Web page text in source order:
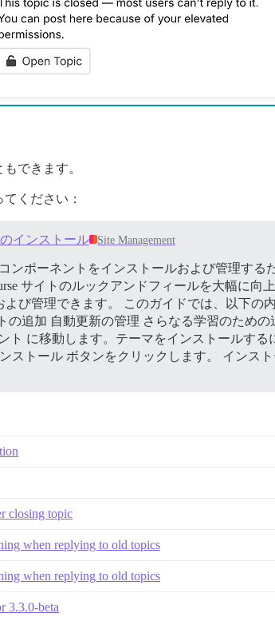
できます。
ください：
インストール Site Management
ンポーネントをインストールおよび管理する
サイトのルックアンドフィールを大幅に向
び管理できます。 このガイドでは、以下の
の追加 自動更新の管理 さらなる学習のための
ト に移動します。テーマをインストールす
ストール ボタンをクリックします。 インス
closing topic
when replying to old topics
when replying to old topics
3.3.0-beta